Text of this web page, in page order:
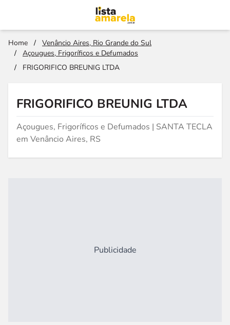
Home /
Venâncio Aires, Rio Grande do Sul
/
Açougues, Frigoríficos e Defumados
/
FRIGORIFICO BREUNIG LTDA
FRIGORIFICO BREUNIG LTDA
Açougues, Frigoríficos e Defumados | SANTA TECLA
em Venâncio Aires, RS
Publicidade